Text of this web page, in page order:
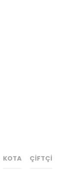
KOTA ÇIFTÇI